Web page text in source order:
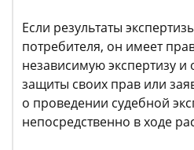
Если результаты
потребителя, он имеет
независимую экспертизу и
защиты своих прав или
о проведении судебной
непосредственно в ходе